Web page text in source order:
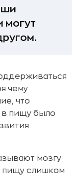
могут
чему
что
в пищу было
мозгу
пищу слишком